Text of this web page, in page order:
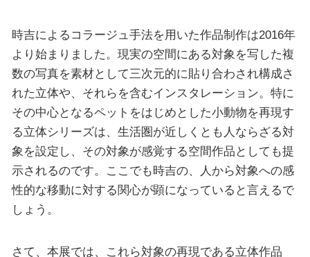
時吉によるコラージュ手法を用いた作品制作は2016年
より始まりました。現実の空間にある対象を写した複
数の写真を素材として三次元的に貼り合わされ構成さ
れた立体や、それらを含むインスタレーション。特に
その中心となるペットをはじめとした小動物を再現す
る立体シリーズは、生活圏が近しくとも人ならざる対
象を設定し、その対象が感覚する空間作品としても提
示されるのです。ここでも時吉の、人から対象への感
性的な移動に対する関心が顕になっていると言えるで
しょう。
さて、本展では、これら対象の再現である立体作品